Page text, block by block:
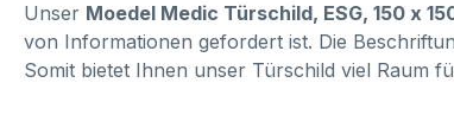
Unser Moedel Medic Türschild, ESG, 150 x
von Informationen gefordert ist. Die
Somit bietet Ihnen unser Türschild viel Raum